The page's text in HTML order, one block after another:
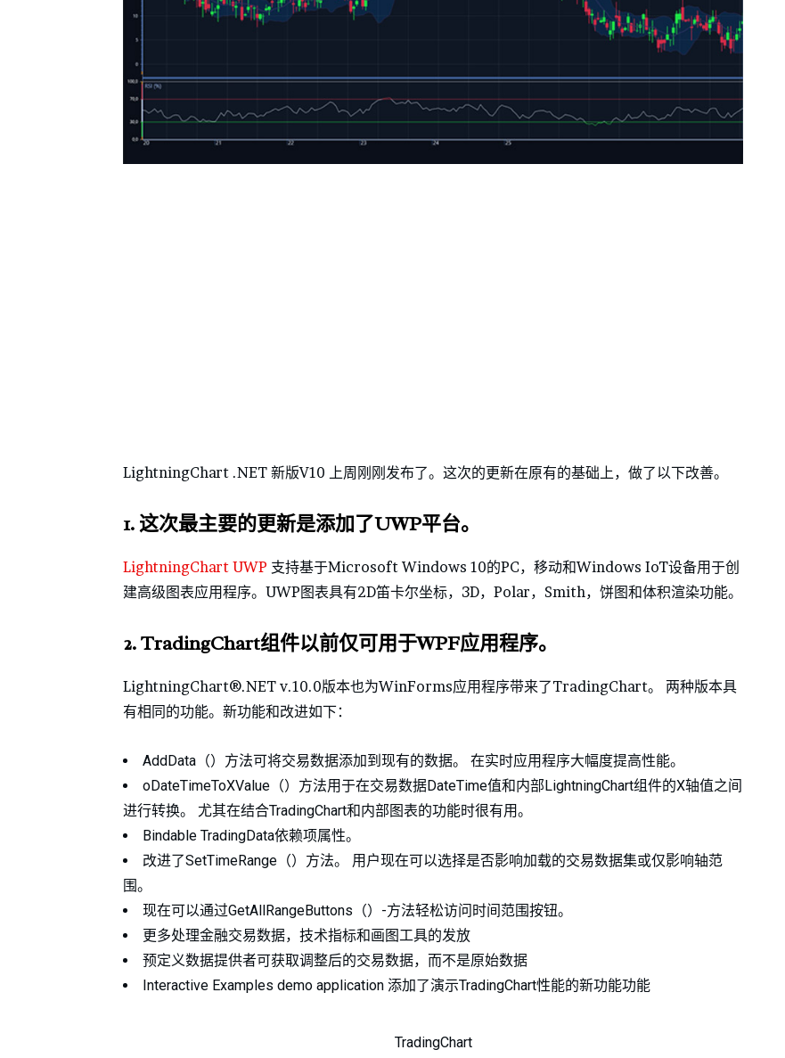
LightningChart .NET 新版V10 上周刚刚发布了。这次的更新在原有的基础上，做了以下改善。
1.这次最主要的更新是添加了UWP平台。
LightningChart UWP 支持基于Microsoft Windows 10的PC，移动和Windows IoT设备用于创
建高级图表应用程序。UWP图表具有2D笛卡尔坐标，3D，Polar，Smith，饼图和体积渲染功能。
2.TradingChart组件以前仅可用于WPF应用程序。
LightningChart®.NET v.10.0版本也为WinForms应用程序带来了TradingChart。 两种版本具
有相同的功能。新功能和改进如下：
AddData（）方法可将交易数据添加到现有的数据。 在实时应用程序大幅度提高性能。
oDateTimeToXValue（）方法用于在交易数据DateTime值和内部LightningChart组件的X轴值之间
进行转换。 尤其在结合TradingChart和内部图表的功能时很有用。
Bindable TradingData依赖项属性。
改进了SetTimeRange（）方法。 用户现在可以选择是否影响加载的交易数据集或仅影响轴范
围。
现在可以通过GetAllRangeButtons（）-方法轻松访问时间范围按钮。
更多处理金融交易数据，技术指标和画图工具的发放
预定义数据提供者可获取调整后的交易数据，而不是原始数据
Interactive Examples demo application 添加了演示TradingChart性能的新功能功能
TradingChart